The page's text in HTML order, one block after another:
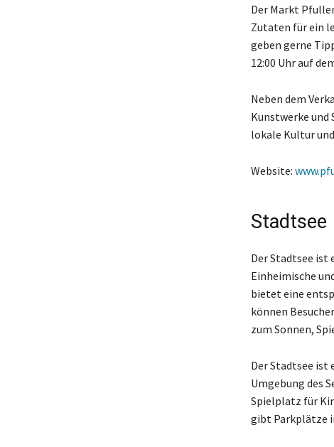
Der Markt
Zutaten für ein
geben gerne
12:00 Uhr auf
Neben dem
Kunstwerke und
lokale Kultur
Website:
Stadtsee
Der Stadtsee ist
Einheimische
bietet eine
können
zum Sonnen,
Der Stadtsee
Umgebung des
Spielplatz für
gibt Parkplätze